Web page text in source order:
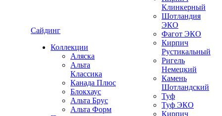
Сайдинг
Коллекции
Аляска
Альта
Классика
Канада Плюс
Блокхаус
Альта Брус
Альта Форм
Клинкерный
Шотландия
ЭКО
Фагот ЭКО
Кирпич
Рустикальный
Ригель
Немецкий
Камень
Шотландский
Туф
Туф ЭКО
Кирпич